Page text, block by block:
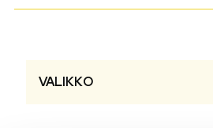
VALIKKO